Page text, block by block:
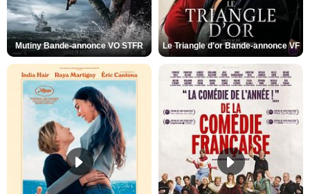
Mutiny Bande-annonce VO STFR Le Triangle d'or Bande-annonce VF